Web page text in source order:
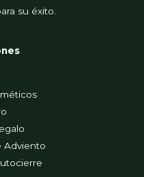
su éxito.
Adviento